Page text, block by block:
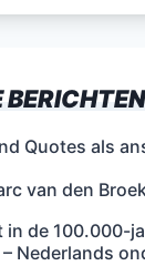
BERICHTEN
Quotes als
van den
in de 100.000-
Nederlands